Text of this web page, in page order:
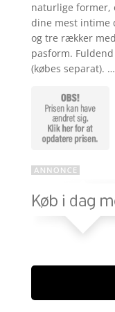
naturlige former,
dine mest intime
og tre rækker
pasform.
(købes separat). …